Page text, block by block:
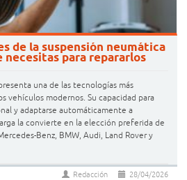
de la suspensión neumática
necesitas para repararlos
una de las tecnologías más
vehículos modernos. Su capacidad para
y adaptarse automáticamente a
la convierte en la elección preferida de
Benz, BMW, Audi, Land Rover y
28/04/2026
Redacción